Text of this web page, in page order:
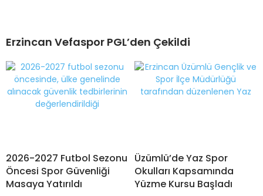
Erzincan Vefaspor PGL’den Çekildi
2026-2027 Futbol Sezonu
Öncesi Spor Güvenliği
Masaya Yatırıldı
Üzümlü’de Yaz Spor
Okulları Kapsamında
Yüzme Kursu Başladı